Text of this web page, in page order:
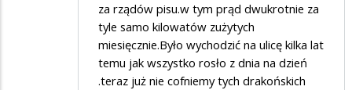
za rządów pisu.w tym prąd dwukrotnie za
tyle samo kilowatów zużytych
miesięcznie.Było wychodzić na ulicę kilka lat
temu jak wszystko rosło z dnia na dzień
.teraz już nie cofniemy tych drakońskich